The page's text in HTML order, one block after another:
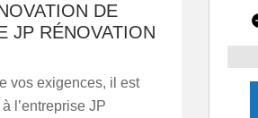
DE
JP RÉNOVATION
vos exigences, il est
l’entreprise JP